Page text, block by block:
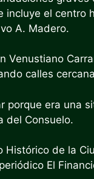
incluye el centro
A. Madero.
Venustiano
calles
porque era una
del Consuelo.
Histórico de la
El